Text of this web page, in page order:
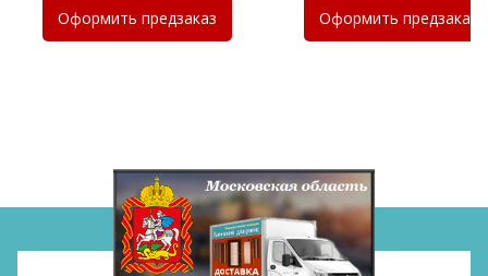
Хочу такую
Хочу такую
Оформить предзаказ Оформить предзаказ